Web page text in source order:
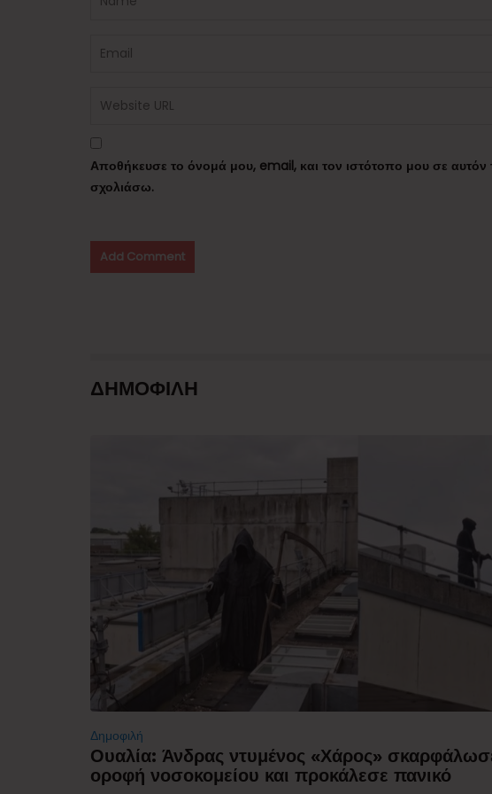
Αποθήκευσε το όνομά μου, email, και τον ιστότοπο μου σε
σχολιάσω.
ΔΗΜΟΦΙΛΗ
Δημοφιλή
Ουαλία: Άνδρας ντυμένος «Χάρος»
οροφή νοσοκομείου και προκάλεσε πανικό